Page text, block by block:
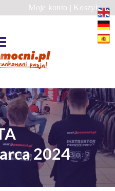
Moje konto | Koszyk
2024